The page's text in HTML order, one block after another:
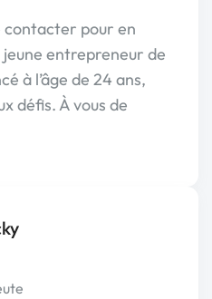
contacter pour en
jeune entrepreneur de
à l’âge de 24 ans,
défis. À vous de